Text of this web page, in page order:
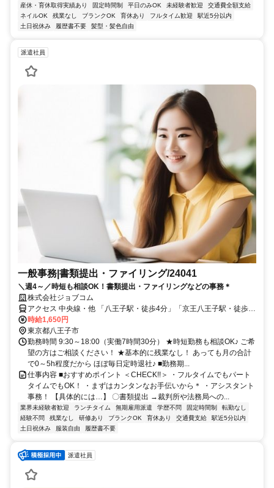
産休・育休取得実績あり
固定時間制 平日のみOK 未経験者歓迎
交通費全額支給
ネイルOK
残業なし ブランクOK 育休あり フルタイム歓迎
駅近5分以内
土日祝休み
履歴書不要 髪型・髪色自由
派遣社員
一般事務|書類提出・ファイリング/24041
＼週4～／時短も相談OK！書類提出・ファイリングなどの事務＊
株式会社ジョブコム
アクセス 中央線・他 「八王子駅・徒歩4分」「京王八王子駅・徒歩5
分」
時給1,650円
東京都八王子市
勤務時間 9:30～18:00（実働7時間30分） ★時短勤務も相談OK♪ ご希
望の方はご相談ください！ ★基本的に残業なし！ あっても月の合計
で0～5h程度だから ほぼ毎日定時退社♪ ■勤務期...
仕事内容 ■おすすめポイント ＜CHECK!!＞ ・フルタイムでもパート
タイムでもOK！ ・まずはカンタンなお手伝いから＊ ・アシスタント
事務！ 【具体的には…】 〇書類提出 →裁判所や法務局への...
業界未経験者歓迎 ランチタイム 無期雇用派遣 学歴不問 固定時間制
転勤なし
経験不問
残業なし 研修あり ブランクOK 育休あり 交通費支給
駅近5分以内
土日祝休み
服装自由 履歴書不要
派遣社員